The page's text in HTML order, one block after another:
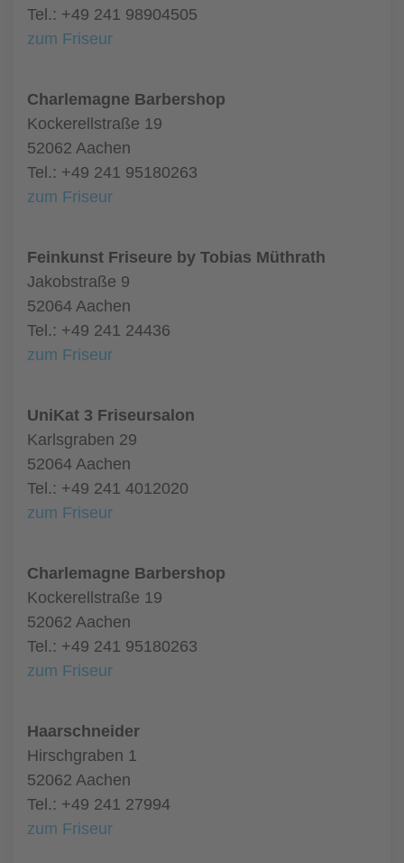
Tel.: +49 241 98904505
zum Friseur
Charlemagne Barbershop
Kockerellstraße 19
52062 Aachen
Tel.: +49 241 95180263
zum Friseur
Feinkunst Friseure by Tobias Müthrath
Jakobstraße 9
52064 Aachen
Tel.: +49 241 24436
zum Friseur
UniKat 3 Friseursalon
Karlsgraben 29
52064 Aachen
Tel.: +49 241 4012020
zum Friseur
Charlemagne Barbershop
Kockerellstraße 19
52062 Aachen
Tel.: +49 241 95180263
zum Friseur
Haarschneider
Hirschgraben 1
52062 Aachen
Tel.: +49 241 27994
zum Friseur